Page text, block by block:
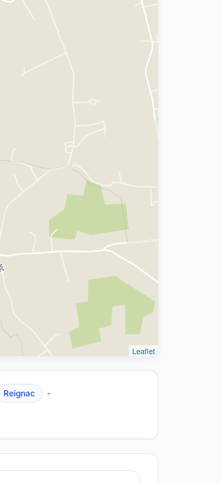
Leaflet
Reignac -